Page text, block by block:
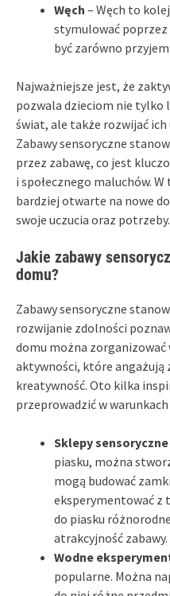
Węch – Węch to
stymulować poprzez
być zarówno
Najważniejsze jest, że
pozwala dzieciom nie tylko
świat, ale także rozwijać
Zabawy sensoryczne
przez zabawę, co jest
i społecznego maluchów.
bardziej otwarte na nowe
swoje uczucia oraz potrzeby.
Jakie zabawy
domu?
Zabawy sensoryczne
rozwijanie zdolności
domu można
aktywności, które angażują
kreatywność. Oto kilka
przeprowadzić w
Sklepy
piasku, można
mogą budować
eksperymentować z
do piasku
atrakcyjność zabawy.
Wodne
popularne. Można